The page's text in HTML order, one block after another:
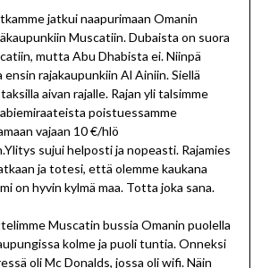
jatkui naapurimaan Omanin
Muscatiin. Dubaista on suora
mutta Abu Dhabista ei. Niinpä
ensin rajakaupunkiin Al Ainiin. Siellä
aivan rajalle. Rajan yli talsimme
poistuessamme
vajaan 10 €/hlö
sujui helposti ja nopeasti. Rajamies
ja totesi, että olemme kaukana
on hyvin kylmä maa. Totta joka sana.
Muscatin bussia Omanin puolella
kolme ja puoli tuntia. Onneksi
oli Mc Donalds, jossa oli wifi. Näin